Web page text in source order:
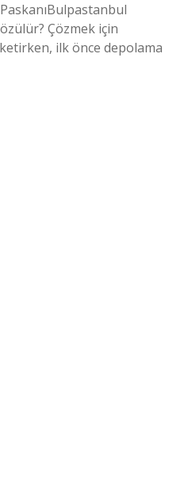
Çözmek için
ilk önce depolama